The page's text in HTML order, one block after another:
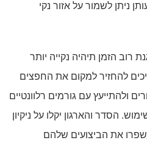
ניתן לשמור על אזור נקי
רוב הזמן תיהיה נקייה יותר
להחזיר למקום את החפצים
ולהתייעץ עם גורמים רלוונטיים
הסדר והארגון יקלו על ניקיון
את הביצועים שלהם